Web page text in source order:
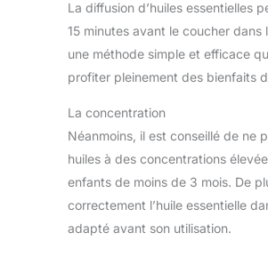
Si
La diffusion d’huiles essentielles
15 minutes avant le coucher dans
une méthode simple et efficace
profiter pleinement des bienfaits
La concentration
Néanmoins, il est conseillé de ne
huiles à des concentrations
enfants de moins de 3 mois. De
correctement l’huile essentielle
adapté avant son utilisation.